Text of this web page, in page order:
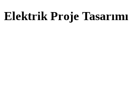
Elektrik Proje Tasarımı